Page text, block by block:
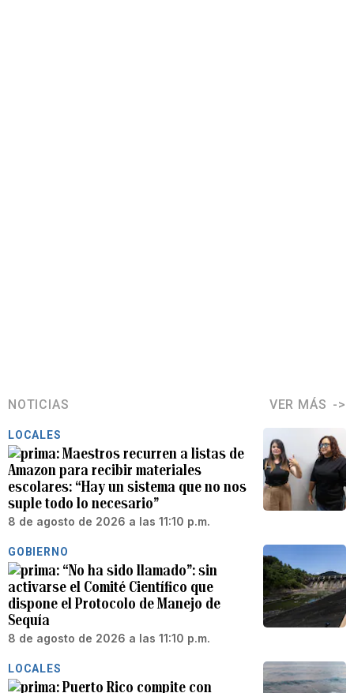
NOTICIAS VER MÁS
LOCALES
Maestros recurren a listas de
Amazon para recibir materiales
escolares: “Hay un sistema que no nos
suple todo lo necesario”
8 de agosto de 2026 a las 11:10 p.m.
GOBIERNO
“No ha sido llamado”: sin
activarse el Comité Científico que
dispone el Protocolo de Manejo de
Sequía
8 de agosto de 2026 a las 11:10 p.m.
LOCALES
Puerto Rico compite con